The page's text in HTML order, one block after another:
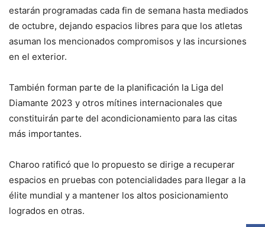
estarán programadas cada fin de semana hasta mediados
de octubre, dejando espacios libres para que los atletas
asuman los mencionados compromisos y las incursiones
en el exterior.
También forman parte de la planificación la Liga del
Diamante 2023 y otros mítines internacionales que
constituirán parte del acondicionamiento para las citas
más importantes.
Charoo ratificó que lo propuesto se dirige a recuperar
espacios en pruebas con potencialidades para llegar a la
élite mundial y a mantener los altos posicionamiento
logrados en otras.